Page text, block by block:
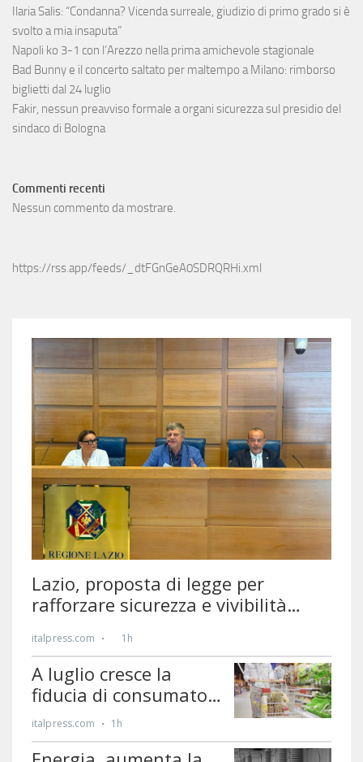
Ilaria Salis: “Condanna? Vicenda surreale, giudizio di primo grado si è
svolto a mia insaputa”
Napoli ko 3-1 con l’Arezzo nella prima amichevole stagionale
Bad Bunny e il concerto saltato per maltempo a Milano: rimborso
biglietti dal 24 luglio
Fakir, nessun preavviso formale a organi sicurezza sul presidio del
sindaco di Bologna
Commenti recenti
Nessun commento da mostrare.
https://rss.app/feeds/_dtFGnGeA0SDRQRHi.xml